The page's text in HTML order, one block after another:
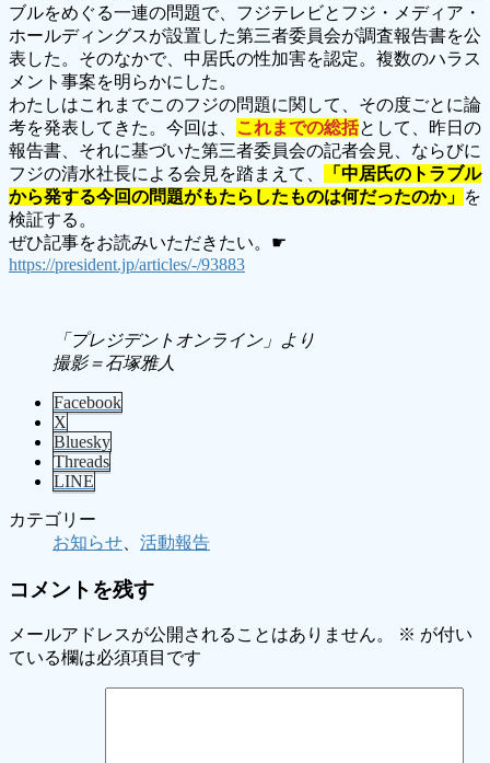
ブルをめぐる一連の問題で、フジテレビとフジ・メディア・
ホールディングスが設置した第三者委員会が調査報告書を公
表した。そのなかで、中居氏の性加害を認定。複数のハラス
メント事案を明らかにした。
わたしはこれまでこのフジの問題に関して、その度ごとに論
考を発表してきた。今回は、
これまでの総括として、昨日の
報告書、それに基づいた第三者委員会の記者会見、ならびに
フジの清水社長による会見を踏まえて、
「中居氏のトラブル
から発する今回の問題がもたらしたものは何だったのか」 を
検証する。
ぜひ記事をお読みいただきたい。☛
https://president.jp/articles/-/93883
「プレジデントオンライン」より
撮影＝石塚雅人
Facebook
X
Bluesky
Threads
LINE
カテゴリー
お知らせ
活動報告
コメントを残す
メールアドレスが公開されることはありません。 ※ が付い
ている欄は必須項目です